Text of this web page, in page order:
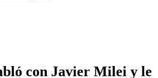
con Javier Milei y le